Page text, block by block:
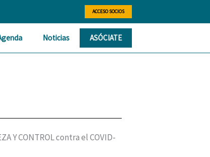
ACCESO SOCIOS
Noticias ASÓCIATE
Y CONTROL contra el COVID-